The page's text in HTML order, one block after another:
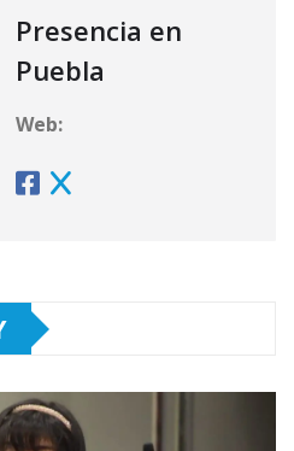
Presencia en
Puebla
Web: